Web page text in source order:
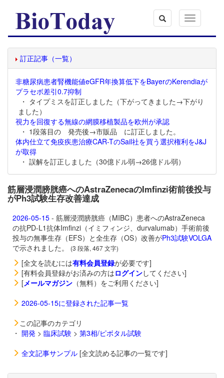
Toggle
navigation
訂正記事（一覧）
非糖尿病患者腎機能値eGFR年換算低下をBayerのKerendiaが
プラセボ差引0.7抑制
・ タイプミスを訂正しました（下がってきました→下がり
ました）
視力を回復する無線の網膜移植製品を欧州が承認
・ 1段落目の 発売後→市販品 に訂正しました。
体内仕立て免疫疾患治療CAR-TのSail社を買う選択権利をJ&J
が取得
・ 誤解を訂正しました（30億ドル弱→26億ドル弱）
筋層浸潤膀胱癌へのAstraZenecaのImfinzi術前後投与
がPh3試験生存改善達成
2026-05-15 - 筋層浸潤膀胱癌（MIBC）患者へのAstraZeneca
の抗PD-L1抗体Imfinzi（イミフィンジ、durvalumab）手術前後
投与の無事生存（EFS）と全生存（OS）改善がPh3試験VOLGA
で示されました。
(3 段落, 467 文字)
[全文を読むには有料会員登録が必要です]
[有料会員登録がお済みの方はログインしてください]
[メールマガジン （無料）をご利用ください]
2026-05-15に登録された記事一覧
この記事のカテゴリ
・ 開発 > 臨床試験 > 第3相/ピボタル試験
全文記事サンプル [全文読める記事の一覧です]